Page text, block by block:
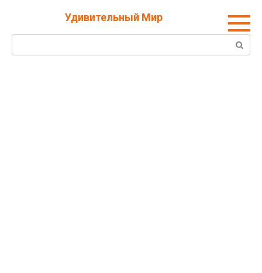
Удивительный Мир
Поиск: